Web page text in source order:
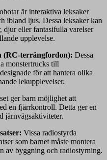
är interaktiva leksaker
ibland ljus. Dessa leksaker kan
djur eller fantasifulla varelser
upplevelse.
(RC-terrängfordon): Dessa
monstertrucks till
för att hantera olika
lekupplevelser.
ger barn möjlighet att
en fjärrkontroll. Detta ger en
järnvägsaktiviteter.
Vissa radiostyrda
som barnet måste montera
av byggning och radiostyrning.